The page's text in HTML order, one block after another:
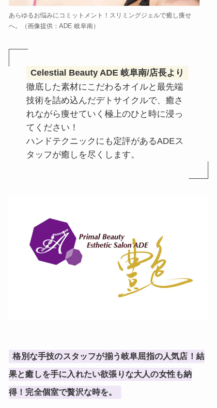
あらゆるお悩みにコミットメント！スリミングジェルで癒し痩せ
へ。（画像提供：ADE 岐阜南）
Celestial Beauty ADE 岐阜南/店長より
徹底した素材にこだわるオイルと最先端
技術を詰め込んだデトサイクルで、癒さ
れながら痩せていく極上のひと時に浸っ
てください！
ハンドテクニックにも定評があるADEス
タッフが癒しを尽くします。
格別な手技のスタッフが揃う岐阜屈指の人気店！結
果と癒しを手に入れたい欲張りな大人の女性も納
得！完全個室で贅沢な時を。